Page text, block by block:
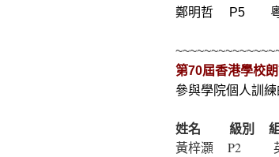
鄭明哲 P5 粵
第70屆香港學校
參與學院個人訓
姓名 級別
黃梓灝 P2